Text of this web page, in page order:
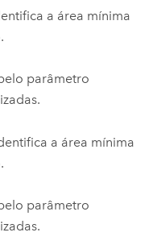
a área mínima
parâmetro
a área mínima
parâmetro